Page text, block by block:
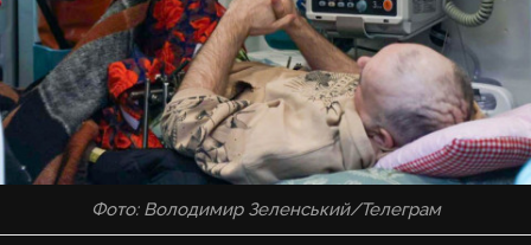
Фото: Володимир Зеленський/Телеграм